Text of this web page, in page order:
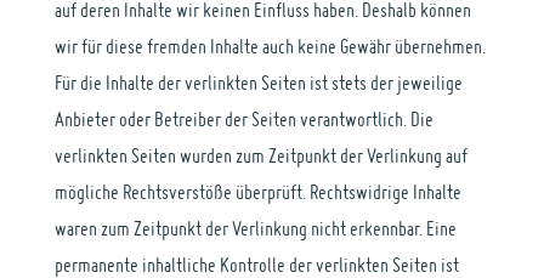
auf deren Inhalte wir keinen Einfluss haben. Deshalb können
wir für diese fremden Inhalte auch keine Gewähr übernehmen.
Für die Inhalte der verlinkten Seiten ist stets der jeweilige
Anbieter oder Betreiber der Seiten verantwortlich. Die
verlinkten Seiten wurden zum Zeitpunkt der Verlinkung auf
mögliche Rechtsverstöße überprüft. Rechtswidrige Inhalte
waren zum Zeitpunkt der Verlinkung nicht erkennbar. Eine
permanente inhaltliche Kontrolle der verlinkten Seiten ist